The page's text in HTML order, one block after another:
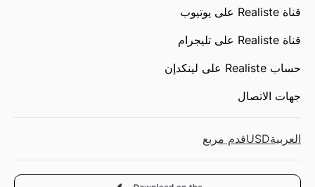
قناة Realiste على يوتيوب
قناة Realiste على تليجرام
حساب Realiste على لينكدإن
جهات الاتصال
العربيةUSDقدم مربع